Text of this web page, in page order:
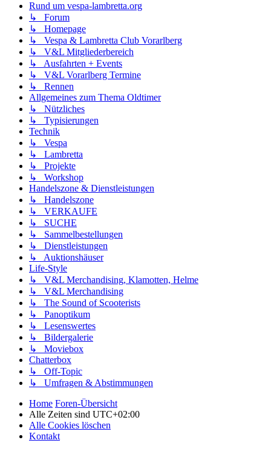
Rund um vespa-lambretta.org
↳ Forum
↳ Homepage
↳ Vespa & Lambretta Club Vorarlberg
↳ V&L Mitgliederbereich
↳ Ausfahrten + Events
↳ V&L Vorarlberg Termine
↳ Rennen
Allgemeines zum Thema Oldtimer
↳ Nützliches
↳ Typisierungen
Technik
↳ Vespa
↳ Lambretta
↳ Projekte
↳ Workshop
Handelszone & Dienstleistungen
↳ Handelszone
↳ VERKAUFE
↳ SUCHE
↳ Sammelbestellungen
↳ Dienstleistungen
↳ Auktionshäuser
Life-Style
↳ V&L Merchandising, Klamotten, Helme
↳ V&L Merchandising
↳ The Sound of Scooterists
↳ Panoptikum
↳ Lesenswertes
↳ Bildergalerie
↳ Moviebox
Chatterbox
↳ Off-Topic
↳ Umfragen & Abstimmungen
Home Foren-Übersicht
Alle Zeiten sind UTC+02:00
Alle Cookies löschen
Kontakt